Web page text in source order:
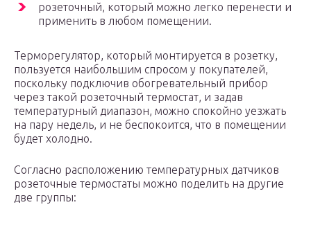
розеточный, который можно легко перенести и
применить в любом помещении.
Терморегулятор, который монтируется в розетку,
пользуется наибольшим спросом у покупателей,
поскольку подключив обогревательный прибор
через такой розеточный термостат, и задав
температурный диапазон, можно спокойно уезжать
на пару недель, и не беспокоится, что в помещении
будет холодно.
Согласно расположению температурных датчиков
розеточные термостаты можно поделить на другие
две группы: